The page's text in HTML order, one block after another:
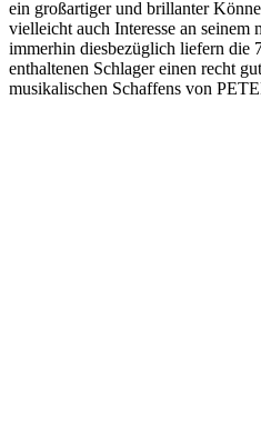
ein großartiger und brillanter
vielleicht auch Interesse an seinem
immerhin diesbezüglich liefern die
enthaltenen Schlager einen recht
musikalischen Schaffens von